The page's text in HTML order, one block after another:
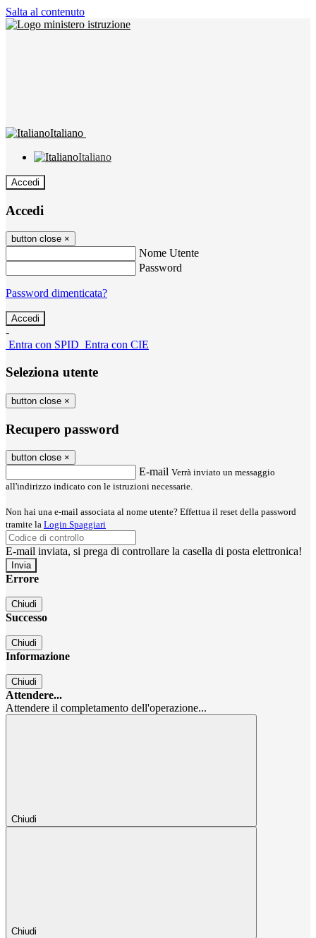
Salta al contenuto
Italiano
Italiano
Accedi
Accedi
button close ×
Nome Utente
Password
Password dimenticata?
-
Entra con SPID Entra con CIE
Seleziona utente
button close ×
Recupero password
button close ×
E-mail Verrà inviato un messaggio
all'indirizzo indicato con le istruzioni necessarie.
Non hai una e-mail associata al nome utente? Effettua il reset della password
tramite la Login Spaggiari
E-mail inviata, si prega di controllare la casella di posta elettronica!
Errore
Chiudi
Successo
Chiudi
Informazione
Chiudi
Attendere...
Attendere il completamento dell'operazione...
Chiudi
Chiudi